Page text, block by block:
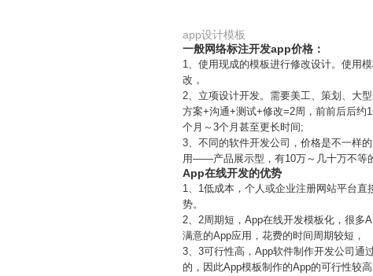
app设计模板
一般网络标注开发app价格：
1、使用现成的模板进行修改设计。使用
改，
2、立项设计开发。需要美工、策划、大
方案+沟通+测试+修改=2周，前前后后约
个月～3个月甚至更长时间;
3、不同的软件开发公司，价格是不一样
用——产品展示型，有10万～几十万不等
App在线开发的优势
1、1低成本，个人或企业注册网站平台
势。
2、2周期短，App在线开发模板化，很多
满意的App应用，花费的时间周期较短，
3、3可行性高，App软件制作开发公司通
的，因此App模板制作的App的可行性较高